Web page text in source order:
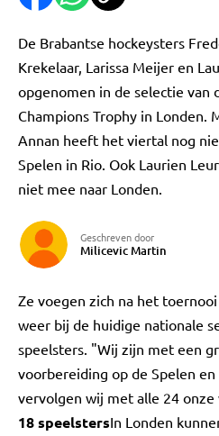
De Brabantse hockeysters
Krekelaar, Larissa Meijer en
opgenomen in de selectie van
Champions Trophy in Londen.
Annan heeft het viertal nog
Spelen in Rio. Ook Laurien
niet mee naar Londen.
Geschreven door
Milicevic Martin
Ze voegen zich na het
weer bij de huidige nationale
speelsters. "Wij zijn met een
voorbereiding op de Spelen
vervolgen wij met alle 24 onze
18 speelstersIn Londen